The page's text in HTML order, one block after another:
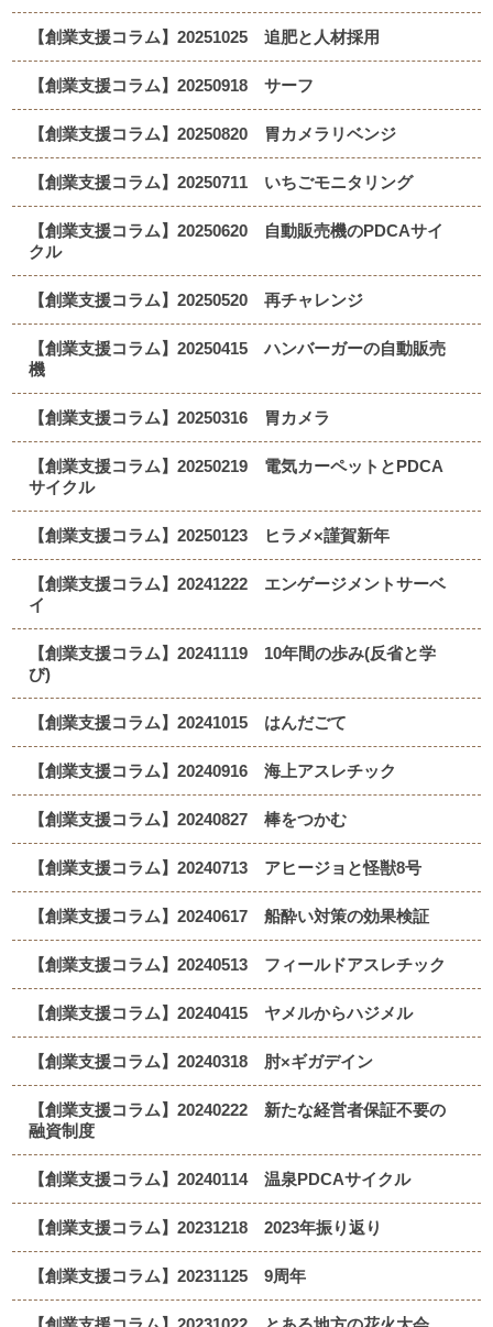
【創業支援コラム】20251025 追肥と人材採用
【創業支援コラム】20250918 サーフ
【創業支援コラム】20250820 胃カメラリベンジ
【創業支援コラム】20250711 いちごモニタリング
【創業支援コラム】20250620 自動販売機のPDCAサイ
クル
【創業支援コラム】20250520 再チャレンジ
【創業支援コラム】20250415 ハンバーガーの自動販売
機
【創業支援コラム】20250316 胃カメラ
【創業支援コラム】20250219 電気カーペットとPDCA
サイクル
【創業支援コラム】20250123 ヒラメ×謹賀新年
【創業支援コラム】20241222 エンゲージメントサーベ
イ
【創業支援コラム】20241119 10年間の歩み(反省と学
び)
【創業支援コラム】20241015 はんだごて
【創業支援コラム】20240916 海上アスレチック
【創業支援コラム】20240827 棒をつかむ
【創業支援コラム】20240713 アヒージョと怪獣8号
【創業支援コラム】20240617 船酔い対策の効果検証
【創業支援コラム】20240513 フィールドアスレチック
【創業支援コラム】20240415 ヤメルからハジメル
【創業支援コラム】20240318 肘×ギガデイン
【創業支援コラム】20240222 新たな経営者保証不要の
融資制度
【創業支援コラム】20240114 温泉PDCAサイクル
【創業支援コラム】20231218 2023年振り返り
【創業支援コラム】20231125 9周年